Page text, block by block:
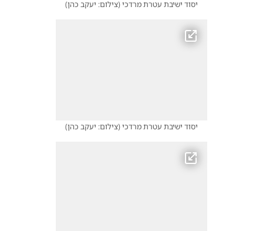
יסוד ישיבת עטרת מרדכי(צילום: יעקב כהן)
יסוד ישיבת עטרת מרדכי(צילום: יעקב כהן)